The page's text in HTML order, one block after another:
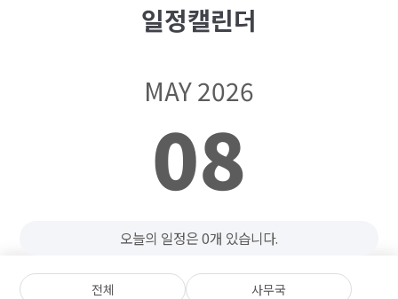
일정캘린더
MAY 2026
08
오늘의 일정은 0개 있습니다.
전체
사무국